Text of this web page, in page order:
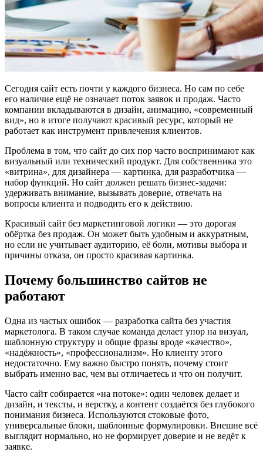
Сегодня сайт есть почти у каждого бизнеса. Но сам по себе
его наличие ещё не означает поток заявок и продаж. Часто
компании вкладываются в дизайн, анимацию, «современный
вид», но в итоге получают красивый ресурс, который не
работает как инструмент привлечения клиентов.
Проблема в том, что сайт до сих пор часто воспринимают как
визуальный или технический продукт. Для собственника это
«витрина», для дизайнера — картинка, для разработчика —
набор функций. Но сайт должен решать бизнес-задачи:
удерживать внимание, вызывать доверие, отвечать на
вопросы клиента и подводить его к действию.
Красивый сайт без маркетинговой логики — это дорогая
обёртка без продаж. Он может быть удобным и аккуратным,
но если не учитывает аудиторию, её боли, мотивы выбора и
причины отказа, он просто красивая картинка.
Почему большинство сайтов не
работают
Одна из частых ошибок — разработка сайта без участия
маркетолога. В таком случае команда делает упор на визуал,
шаблонную структуру и общие фразы вроде «качество»,
«надёжность», «профессионализм». Но клиенту этого
недостаточно. Ему важно быстро понять, почему стоит
выбрать именно вас, чем вы отличаетесь и что он получит.
Часто сайт собирается «на потоке»: один человек делает и
дизайн, и тексты, и верстку, а контент создаётся без глубокого
понимания бизнеса. Используются стоковые фото,
универсальные блоки, шаблонные формулировки. Внешне всё
выглядит нормально, но не формирует доверие и не ведёт к
заявке.